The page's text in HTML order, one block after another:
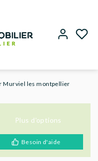
Murviel les montpellier
Plus d'options
Besoin d'aide